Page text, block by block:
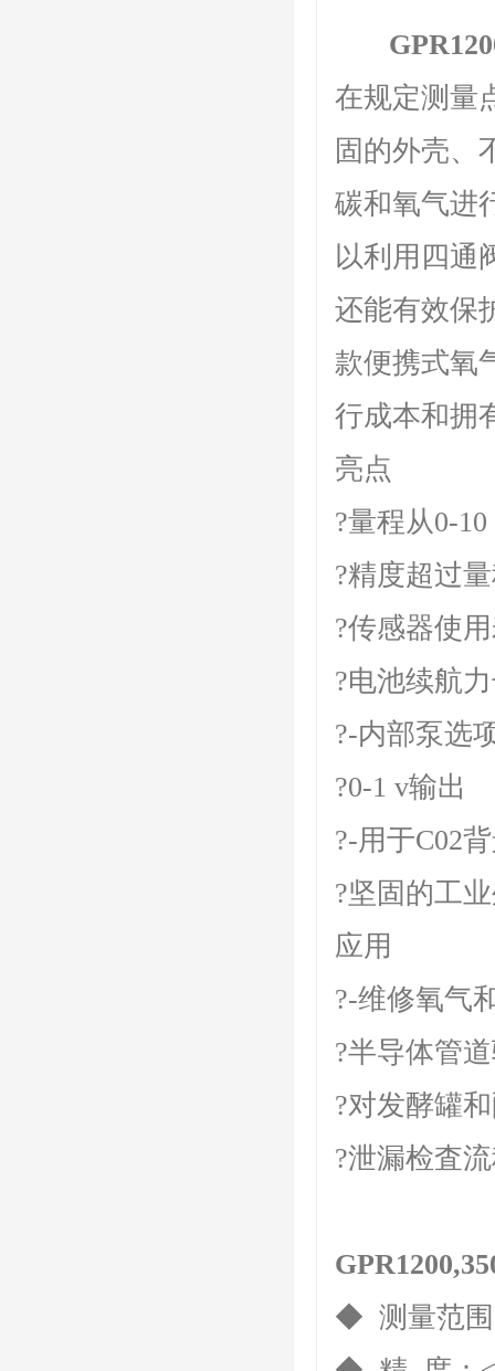
在规定测量
固的外壳、
碳和氧气进
以利用四通
还能有效保
款便携式氧
行成本和拥
亮点
?量程从0-10
?精度超过
?传感器使
?电池续航
?-内部泵选
?0-1 v输出
?-用于C02
?坚固的工
应用
?-维修氧气
?半导体管
?对发酵罐
?泄漏检査
◆ 测量范围